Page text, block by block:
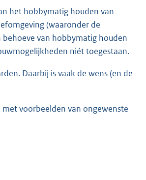
het hobbymatig houden van
(waaronder de
van hobbymatig houden
niét toegestaan.
Daarbij is vaak de wens (en de
voorbeelden van ongewenste